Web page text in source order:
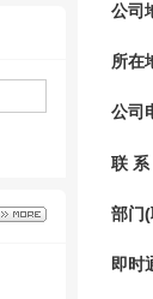
公司
所在
公司
联 系
部门
即时